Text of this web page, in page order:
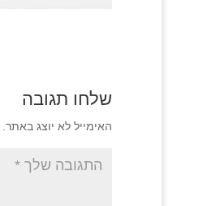
שלחו תגובה
האימייל לא יוצג באתר.